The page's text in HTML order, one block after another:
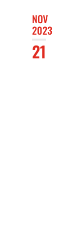
NOV
2023
21